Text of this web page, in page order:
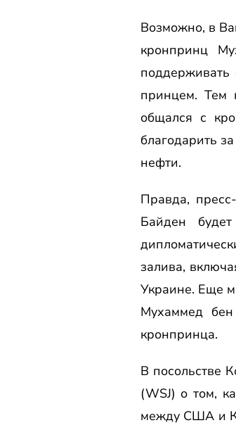
Возможно, в
кронпринц
принцем. Тем
общался с
благодарить
нефти.
Правда,
Байден
залива,
Украине. Еще
Мухаммед
кронпринца.
В посольстве
(WSJ) о том,
между США и